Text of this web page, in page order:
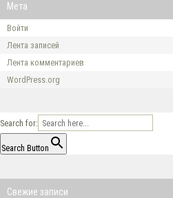
Мета
Войти
Лента записей
Лента комментариев
WordPress.org
Search for:
Search Button
Свежие записи